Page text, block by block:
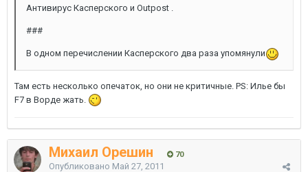
Антивирус Касперского и Outpost .
###
В одном перечислении Касперского два раза упомянули
Там есть несколько опечаток, но они не критичные. PS: Илье бы
F7 в Ворде жать.
Михаил Орешин 70
Опубликовано Май 27, 2011